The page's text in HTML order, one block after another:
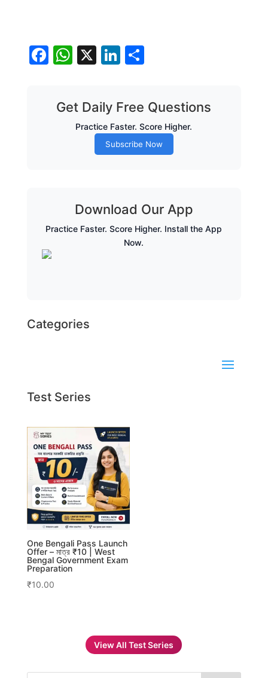
Facebook
WhatsApp
X LinkedIn
Share
Get Daily Free Questions
Practice Faster. Score Higher.
Subscribe Now
Download Our App
Practice Faster. Score Higher. Install the App
Now.
Categories
Test Series
One Bengali Pass Launch
Offer – মাত্র ₹10 | West
Bengal Government Exam
Preparation
₹10.00
View All Test Series